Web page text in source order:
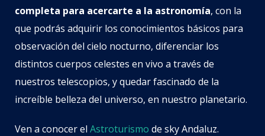
completa para acercarte a la astronomía, con la
que podrás adquirir los conocimientos básicos para
observación del cielo nocturno, diferenciar los
distintos cuerpos celestes en vivo a través de
nuestros telescopios, y quedar fascinado de la
increíble belleza del universo, en nuestro planetario.
Ven a conocer el Astroturismo de sky Andaluz.